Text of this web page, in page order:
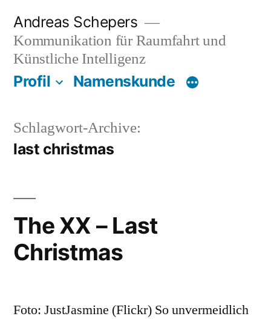
Inhalt
springen
Andreas Schepers
Kommunikation für Raumfahrt und
Künstliche Intelligenz
Profil Namenskunde
Schlagwort-Archive:
last christmas
The XX – Last
Christmas
Foto: JustJasmine (Flickr) So unvermeidlich